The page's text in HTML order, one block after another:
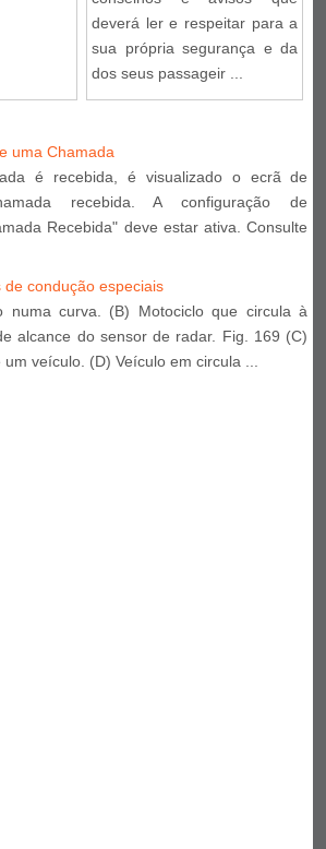
deverá ler e respeitar para a
sua própria segurança e da
dos seus passageir ...
uma Chamada
é recebida, é visualizado o ecrã de
recebida. A configuração de
Recebida" deve estar ativa. Consulte
condução especiais
numa curva. (B) Motociclo que circula à
alcance do sensor de radar. Fig. 169 (C)
veículo. (D) Veículo em circula ...